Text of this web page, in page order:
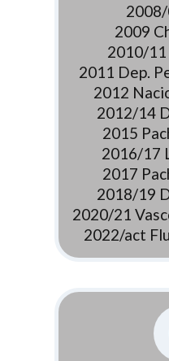
2009
2010/11
2011 Dep.
2012
2012/14
2015
2016/17
2017
2018/19
2020/21
2022/act